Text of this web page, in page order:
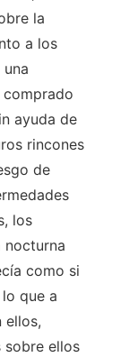
la
a los
comprado
ayuda de
rincones
de
los
nocturna
como si
que a
ellos,
sobre ellos